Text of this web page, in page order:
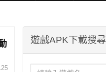
遊戲APK下載搜尋